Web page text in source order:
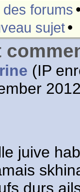
des forums
sujet•
(IP
juive
durs